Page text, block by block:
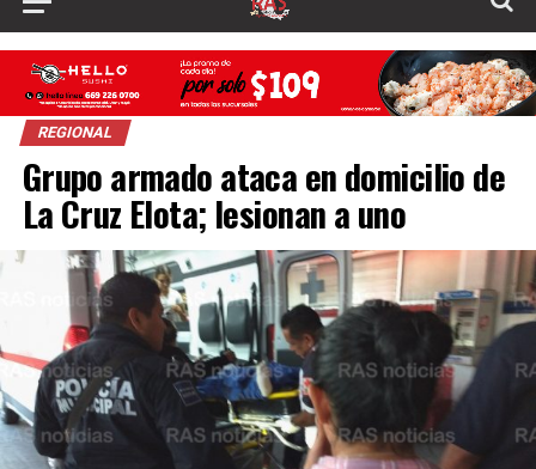
REGIONAL
Grupo armado ataca en domicilio de
La Cruz Elota; lesionan a uno